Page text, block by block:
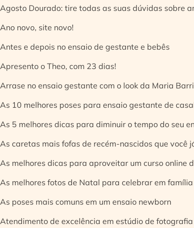
Agosto Dourado: tire todas as suas dúvidas sobre
Ano novo, site novo!
Antes e depois no ensaio de gestante e bebês
Apresento o Theo, com 23 dias!
Arrase no ensaio gestante com o look da Maria
As 10 melhores poses para ensaio gestante de
As 5 melhores dicas para diminuir o tempo do seu
As caretas mais fofas de recém-nascidos que você
As melhores dicas para aproveitar um curso online
As melhores fotos de Natal para celebrar em família
As poses mais comuns em um ensaio newborn
Atendimento de excelência em estúdio de